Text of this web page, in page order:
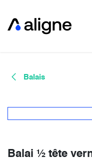
Balais
Balai ½ tête